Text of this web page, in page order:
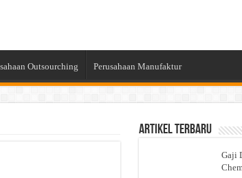
Outsourching Perusahaan Manufaktur
Artikel Terbaru
Gaji